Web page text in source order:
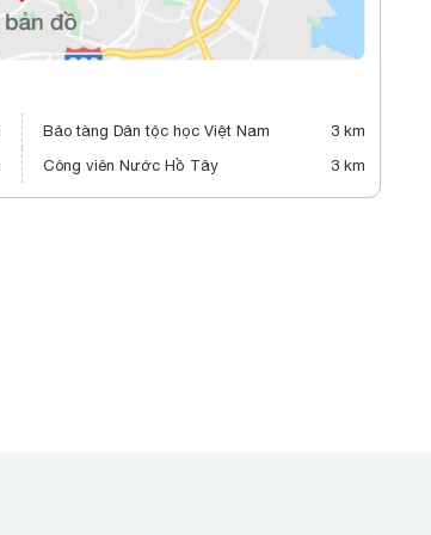
Bảo tàng Dân tộc học Việt Nam
3 km
Công viên Nước Hồ Tây 3 km